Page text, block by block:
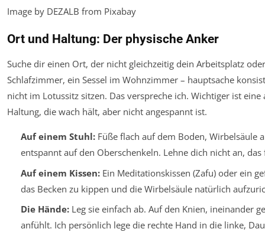
Image by DEZALB from Pixabay
Ort und Haltung: Der physische Anker
Suche dir einen Ort, der nicht gleichzeitig dein Arbeitsplatz
Schlafzimmer, ein Sessel im Wohnzimmer – hauptsache
nicht im Lotussitz sitzen. Das verspreche ich. Wichtiger ist
Haltung, die wach hält, aber nicht angespannt ist.
Auf einem Stuhl:Füße flach auf dem Boden, Wirbelsäule
entspannt auf den Oberschenkeln. Lehne dich nicht an,
Auf einem Kissen:Ein Meditationskissen (Zafu) oder ein
das Becken zu kippen und die Wirbelsäule natürlich
Die Hände:Leg sie einfach ab. Auf den Knien, ineinander
anfühlt. Ich persönlich lege die rechte Hand in die linke,